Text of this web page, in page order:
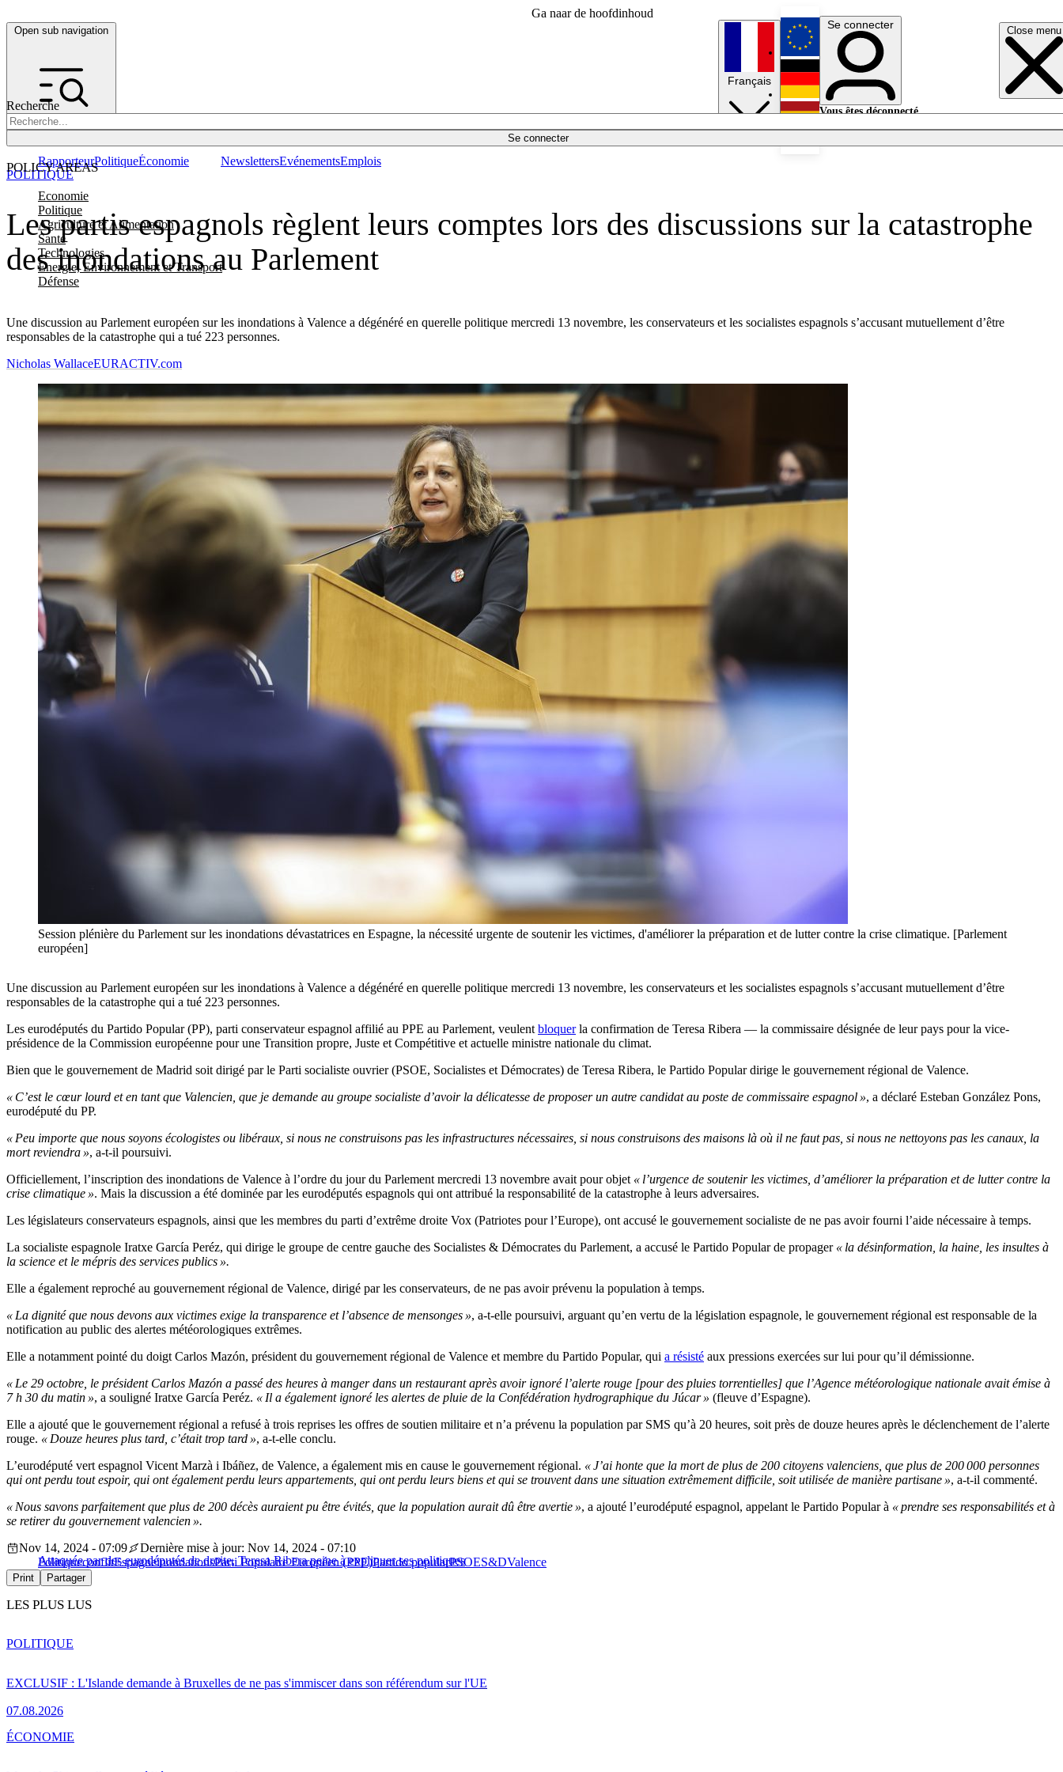
Ga naar de hoofdinhoud
Open sub navigation Close menu
Recherche
Se connecter
POLICY AREAS
Economie
Politique
Agriculture et Alimentation
Santé
Technologies
Energie, Environnement et Transport
Défense
RapporteurPolitiqueÉconomie NewslettersEvénementsEmplois
Français
English
Deutsch
Se connecter
Vous êtes déconnecté.
Les partis espagnols règlent leurs comptes lors des discussions sur la catastrophe
des inondations au Parlement
Une discussion au Parlement européen sur les inondations à Valence a dégénéré en querelle politique mercredi 13 novembre, les conservateurs et les socialistes espagnols s’accusant mutuellement d’être
responsables de la catastrophe qui a tué 223 personnes.
POLITIQUE
Nicholas WallaceEURACTIV.com
Session plénière du Parlement sur les inondations dévastatrices en Espagne, la nécessité urgente de soutenir les victimes, d'améliorer la préparation et de lutter contre la crise climatique. [Parlement
européen]
Une discussion au Parlement européen sur les inondations à Valence a dégénéré en querelle politique mercredi 13 novembre, les conservateurs et les socialistes espagnols s’accusant mutuellement d’être
responsables de la catastrophe qui a tué 223 personnes.
Les eurodéputés du Partido Popular (PP), parti conservateur espagnol affilié au PPE au Parlement, veulent bloquerla confirmation de Teresa Ribera — la commissaire désignée de leur pays pour la vice-
présidence de la Commission européenne pour une Transition propre, Juste et Compétitive et actuelle ministre nationale du climat.
Bien que le gouvernement de Madrid soit dirigé par le Parti socialiste ouvrier (PSOE, Socialistes et Démocrates) de Teresa Ribera, le Partido Popular dirige le gouvernement régional de Valence.
« C’est le cœur lourd et en tant que Valencien, que je demande au groupe socialiste d’avoir la délicatesse de proposer un autre candidat au poste de commissaire espagnol », a déclaré Esteban González Pons,
eurodéputé du PP.
« Peu importe que nous soyons écologistes ou libéraux, si nous ne construisons pas les infrastructures nécessaires, si nous construisons des maisons là où il ne faut pas, si nous ne nettoyons pas les canaux, la
mort reviendra », a-t-il poursuivi.
Officiellement, l’inscription des inondations de Valence à l’ordre du jour du Parlement mercredi 13 novembre avait pour objet « l’urgence de soutenir les victimes, d’améliorer la préparation et de lutter contre la
crise climatique ». Mais la discussion a été dominée par les eurodéputés espagnols qui ont attribué la responsabilité de la catastrophe à leurs adversaires.
Les législateurs conservateurs espagnols, ainsi que les membres du parti d’extrême droite Vox (Patriotes pour l’Europe), ont accusé le gouvernement socialiste de ne pas avoir fourni l’aide nécessaire à temps.
La socialiste espagnole Iratxe García Peréz, qui dirige le groupe de centre gauche des Socialistes & Démocrates du Parlement, a accusé le Partido Popular de propager « la désinformation, la haine, les insultes à
la science et le mépris des services publics ».
Elle a également reproché au gouvernement régional de Valence, dirigé par les conservateurs, de ne pas avoir prévenu la population à temps.
« La dignité que nous devons aux victimes exige la transparence et l’absence de mensonges », a-t-elle poursuivi, arguant qu’en vertu de la législation espagnole, le gouvernement régional est responsable de la
notification au public des alertes météorologiques extrêmes.
Elle a notamment pointé du doigt Carlos Mazón, président du gouvernement régional de Valence et membre du Partido Popular, qui a résisté aux pressions exercées sur lui pour qu’il démissionne.
« Le 29 octobre, le président Carlos Mazón a passé des heures à manger dans un restaurant après avoir ignoré l’alerte rouge [pour des pluies torrentielles] que l’Agence météorologique nationale avait émise à
7 h 30 du matin », a souligné Iratxe García Peréz. « Il a également ignoré les alertes de pluie de la Confédération hydrographique du Júcar » (fleuve d’Espagne).
Elle a ajouté que le gouvernement régional a refusé à trois reprises les offres de soutien militaire et n’a prévenu la population par SMS qu’à 20 heures, soit près de douze heures après le déclenchement de l’alerte
rouge. « Douze heures plus tard, c’était trop tard », a-t-elle conclu.
L’eurodéputé vert espagnol Vicent Marzà i Ibáñez, de Valence, a également mis en cause le gouvernement régional. « J’ai honte que la mort de plus de 200 citoyens valenciens, que plus de 200 000 personnes
qui ont perdu tout espoir, qui ont également perdu leurs appartements, qui ont perdu leurs biens et qui se trouvent dans une situation extrêmement difficile, soit utilisée de manière partisane », a-t-il commenté.
« Nous savons parfaitement que plus de 200 décès auraient pu être évités, que la population aurait dû être avertie », a ajouté l’eurodéputé espagnol, appelant le Partido Popular à « prendre ses responsabilités et à
se retirer du gouvernement valencien ».
Attaquée par des eurodéputés de droite, Teresa Ribera peine à expliquer ses politiques
Nov 14, 2024 - 07:09
Dernière mise à jour: Nov 14, 2024 - 07:10
PolitiqueconflitEspagneinondationsParti Populaire Européen (PPE)Partido popularPSOES&DValence
Print Partager
LES PLUS LUS
EXCLUSIF : L'Islande demande à Bruxelles de ne pas s'immiscer dans son référendum sur l'UE
07.08.2026
POLITIQUE
ÉCONOMIE